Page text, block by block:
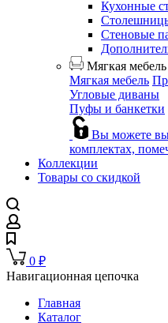
Кухонные
Стеновые
Мягкая
Мягкая мебель
Угловые диваны
Пуфы и банкетки
Вы можете
комплектах,
Коллекции
Товары со скидкой
0 ₽
Навигационная цепочка
Главная
Каталог